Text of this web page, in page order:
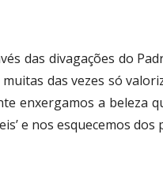
das divagações do
das vezes só
enxergamos a beleza
e nos esquecemos